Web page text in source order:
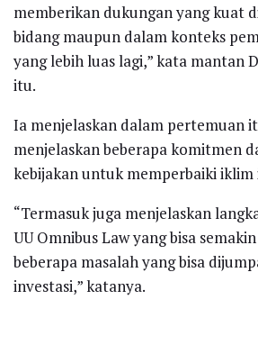
memberikan dukungan yang kuat
bidang maupun dalam konteks
yang lebih luas lagi,” kata mantan
itu.
Ia menjelaskan dalam pertemuan
menjelaskan beberapa komitmen
kebijakan untuk memperbaiki iklim
“Termasuk juga menjelaskan
UU Omnibus Law yang bisa
beberapa masalah yang bisa
investasi,” katanya.